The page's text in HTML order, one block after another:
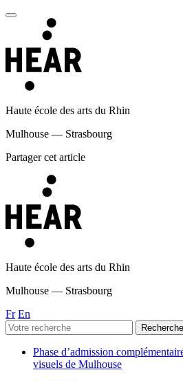
Haute école des arts du Rhin
Mulhouse — Strasbourg
Partager cet article
Haute école des arts du Rhin
Mulhouse — Strasbourg
Fr En
Phase d’admission
visuels de Mulhouse